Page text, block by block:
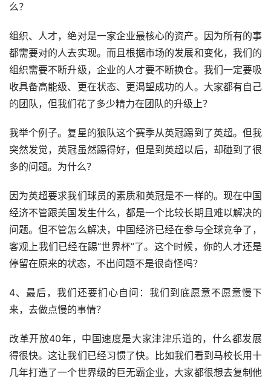
么？
组织、人才，绝对是一家企业最核心的资产。因为所有的事
都需要对的人去实现。而且根据市场的发展和变化，我们的
组织需要不断升级，企业的人才要不断换仓。我们一定要吸
收具备高能级、更在状态、更渴望成功的人。大家都有自己
的团队，但我们花了多少精力在团队的升级上？
我举个例子。复星的狼队这个赛季从英冠踢到了英超。但我
突然发觉，英冠虽然踢得好，但是到英超以后，却碰到了很
多的问题。为什么？
因为英超要求我们球员的素质和英冠是不一样的。现在中国
经济不管跟美国发生什么，都是一个比较长期且难以解决的
问题。但不管怎么解决，中国经济已经在参与全球竞争了，
客观上我们已经在踢“世界杯”了。这个时候，你的人才还是
停留在原来的状态，不出问题不是很奇怪吗？
4、最后，我们还要扪心自问：我们到底愿意不愿意慢下
来，去做点慢的事情？
改革开放40年，中国速度是大家津津乐道的，什么都发展
得很快。这让我们已经习惯了快。比如我们看到马校长用十
几年打造了一个世界级的巨无霸企业，大家都很想去复制他